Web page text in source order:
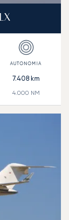
7.408 km
4.000 NM